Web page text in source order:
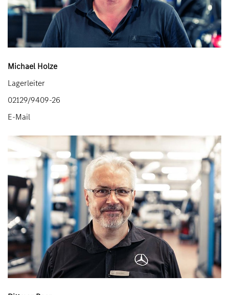
Michael Holze
Lagerleiter
02129/9409-26
E-Mail